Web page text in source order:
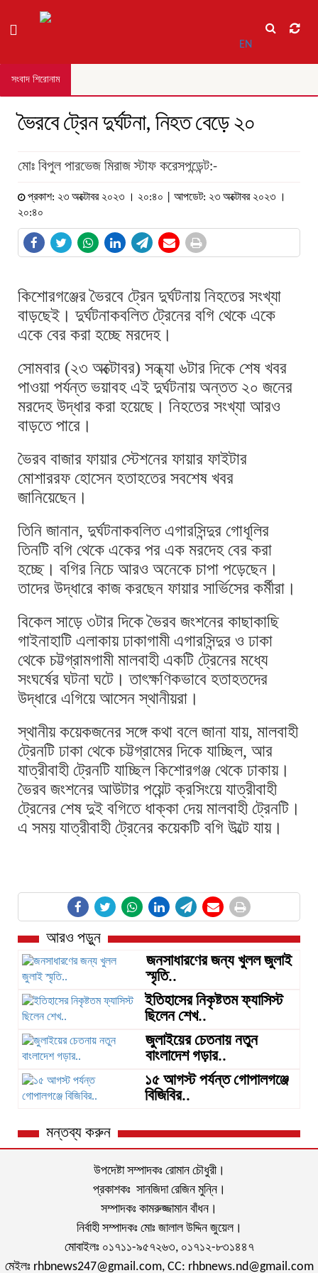
EN
সংবাদ শিরোনাম
ভৈরবে ট্রেন দুর্ঘটনা, নিহত বেড়ে ২০
মোঃ বিপুল পারভেজ মিরাজ স্টাফ করেসপন্ডেন্ট:-
প্রকাশ: ২৩ অক্টোবর ২০২৩ । ২০:৪০ | আপডেট: ২৩ অক্টোবর ২০২৩ ।
২০:৪০
কিশোরগঞ্জের ভৈরবে ট্রেন দুর্ঘটনায় নিহতের সংখ্যা
বাড়ছেই। দুর্ঘটনাকবলিত ট্রেনের বগি থেকে একে
একে বের করা হচ্ছে মরদেহ।
সোমবার (২৩ অক্টোবর) সন্ধ্যা ৬টার দিকে শেষ খবর
পাওয়া পর্যন্ত ভয়াবহ এই দুর্ঘটনায় অন্তত ২০ জনের
মরদেহ উদ্ধার করা হয়েছে। নিহতের সংখ্যা আরও
বাড়তে পারে।
ভৈরব বাজার ফায়ার স্টেশনের ফায়ার ফাইটার
মোশাররফ হোসেন হতাহতের সবশেষ খবর
জানিয়েছেন।
তিনি জানান, দুর্ঘটনাকবলিত এগারসিন্দুর গোধূলির
তিনটি বগি থেকে একের পর এক মরদেহ বের করা
হচ্ছে। বগির নিচে আরও অনেকে চাপা পড়েছেন।
তাদের উদ্ধারে কাজ করছেন ফায়ার সার্ভিসের কর্মীরা।
বিকেল সাড়ে ৩টার দিকে ভৈরব জংশনের কাছাকাছি
গাইনাহাটি এলাকায় ঢাকাগামী এগারসিন্দুর ও ঢাকা
থেকে চট্টগ্রামগামী মালবাহী একটি ট্রেনের মধ্যে
সংঘর্ষের ঘটনা ঘটে। তাৎক্ষণিকভাবে হতাহতদের
উদ্ধারে এগিয়ে আসেন স্থানীয়রা।
স্থানীয় কয়েকজনের সঙ্গে কথা বলে জানা যায়, মালবাহী
ট্রেনটি ঢাকা থেকে চট্টগ্রামের দিকে যাচ্ছিল, আর
যাত্রীবাহী ট্রেনটি যাচ্ছিল কিশোরগঞ্জ থেকে ঢাকায়।
ভৈরব জংশনের আউটার পয়েন্ট ক্রসিংয়ে যাত্রীবাহী
ট্রেনের শেষ দুই বগিতে ধাক্কা দেয় মালবাহী ট্রেনটি।
এ সময় যাত্রীবাহী ট্রেনের কয়েকটি বগি উল্টে যায়।
আরও পড়ুন
জনসাধারণের জন্য খুলল জুলাই
স্মৃতি..
ইতিহাসের নিকৃষ্টতম ফ্যাসিস্ট
ছিলেন শেখ..
জুলাইয়ের চেতনায় নতুন
বাংলাদেশ গড়ার..
১৫ আগস্ট পর্যন্ত গোপালগঞ্জে
বিজিবির..
মন্তব্য করুন
উপদেষ্টা সম্পাদকঃ রোমান চৌধুরী।
প্রকাশকঃ সানজিদা রেজিন মুন্নি।
সম্পাদকঃ কামরুজ্জামান বাঁধন।
নির্বাহী সম্পাদকঃ মোঃ জালাল উদ্দিন জুয়েল।
মোবাইলঃ ০১৭১১-৯৫৭২৬৩, ০১৭১২-৮৩১৪৪৭
মেইলঃ rhbnews247@gmail.com, CC: rhbnews.nd@gmail.com